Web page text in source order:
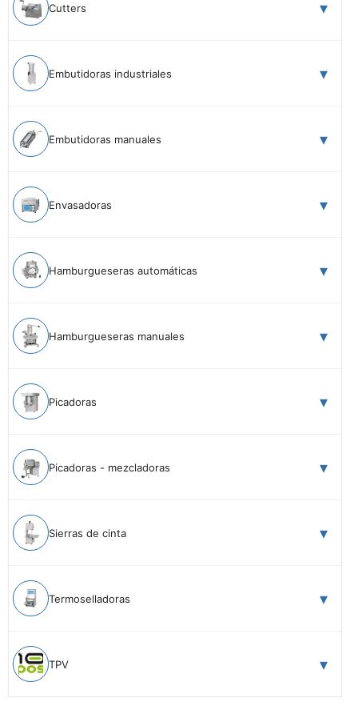
Cutters
Embutidoras industriales
Embutidoras manuales
Envasadoras
Hamburgueseras automáticas
Hamburgueseras manuales
Picadoras
Picadoras - mezcladoras
Sierras de cinta
Termoselladoras
TPV